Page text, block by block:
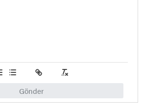
Gönder